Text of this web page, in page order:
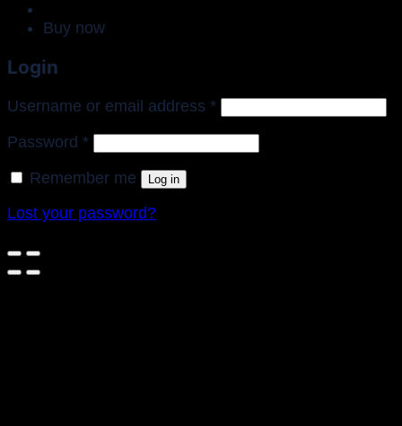
Buy now
Login
Username or email address *Required
Password *Required
Remember me Log in
Lost your password?